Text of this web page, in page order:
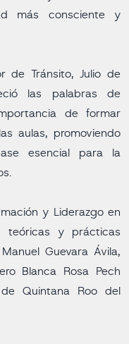
más consciente y
de Tránsito, Julio de
las palabras de
de formar
aulas, promoviendo
esencial para la
y Liderazgo en
teóricas y prácticas
Guevara Ávila,
Blanca Rosa Pech
Quintana Roo del